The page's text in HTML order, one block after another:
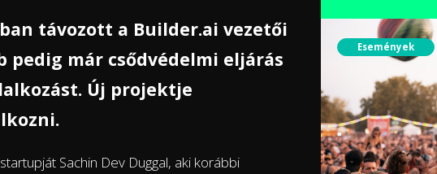
távozott a Builder.ai vezetői
pedig már csődvédelmi eljárás
Új projektje
Sachin Dev Duggal, aki korábbi
Események